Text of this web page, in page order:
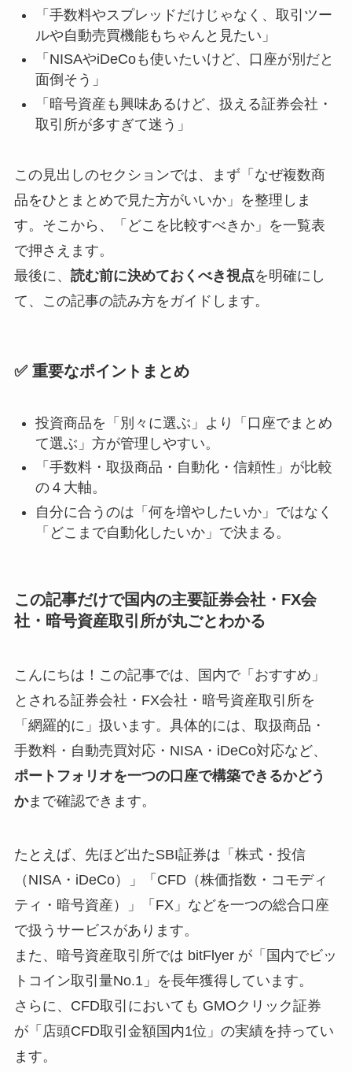
「手数料やスプレッドだけじゃなく、取引ツー
ルや自動売買機能もちゃんと見たい」
「NISAやiDeCoも使いたいけど、口座が別だと
面倒そう」
「暗号資産も興味あるけど、扱える証券会社・
取引所が多すぎて迷う」
この見出しのセクションでは、まず「なぜ複数商
品をひとまとめで見た方がいいか」を整理しま
す。そこから、「どこを比較すべきか」を一覧表
で押さえます。
最後に、 読む前に決めておくべき視点を明確にし
て、この記事の読み方をガイドします。
✅ 重要なポイントまとめ
投資商品を「別々に選ぶ」より「口座でまとめ
て選ぶ」方が管理しやすい。
「手数料・取扱商品・自動化・信頼性」が比較
の４大軸。
自分に合うのは「何を増やしたいか」ではなく
「どこまで自動化したいか」で決まる。
この記事だけで国内の主要証券会社・FX会
社・暗号資産取引所が丸ごとわかる
こんにちは！この記事では、国内で「おすすめ」
とされる証券会社・FX会社・暗号資産取引所を
「網羅的に」扱います。具体的には、取扱商品・
手数料・自動売買対応・NISA・iDeCo対応など、
ポートフォリオを一つの口座で構築できるかどう
かまで確認できます。
たとえば、先ほど出たSBI証券は「株式・投信
（NISA・iDeCo）」「CFD（株価指数・コモディ
ティ・暗号資産）」「FX」などを一つの総合口座
で扱うサービスがあります。
また、暗号資産取引所では bitFlyer が「国内でビッ
トコイン取引量No.1」を長年獲得しています。
さらに、CFD取引においても GMOクリック証券
が「店頭CFD取引金額国内1位」の実績を持ってい
ます。